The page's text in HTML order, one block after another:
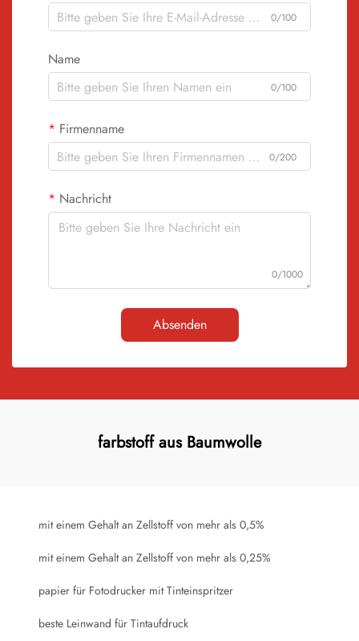
0/100
Name
0/100
Firmenname
0/200
Nachricht
0/1000
Absenden
farbstoff aus Baumwolle
mit einem Gehalt an Zellstoff von mehr als 0,5%
mit einem Gehalt an Zellstoff von mehr als 0,25%
papier für Fotodrucker mit Tinteinspritzer
beste Leinwand für Tintaufdruck